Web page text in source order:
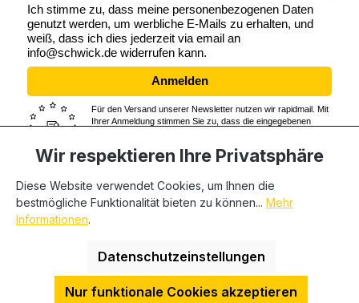
Ich stimme zu, dass meine personenbezogenen Daten
genutzt werden, um werbliche E-Mails zu erhalten, und
weiß, dass ich dies jederzeit via email an
info@schwick.de widerrufen kann.
Anmelden
Für den Versand unserer Newsletter nutzen wir rapidmail. Mit
Ihrer Anmeldung stimmen Sie zu, dass die eingegebenen
* Alle Preise exkl. gesetzl. Mehrwertsteuer zzgl.
Versandkosten
private Endverbraucher können nicht beliefert werden.
HDESakura Theme byHosonoDE
Wir respektieren Ihre Privatsphäre
Diese Website verwendet Cookies, um Ihnen die
bestmögliche Funktionalität bieten zu können... Mehr
Informationen.
Datenschutzeinstellungen
Nur funktionale Cookies akzeptieren